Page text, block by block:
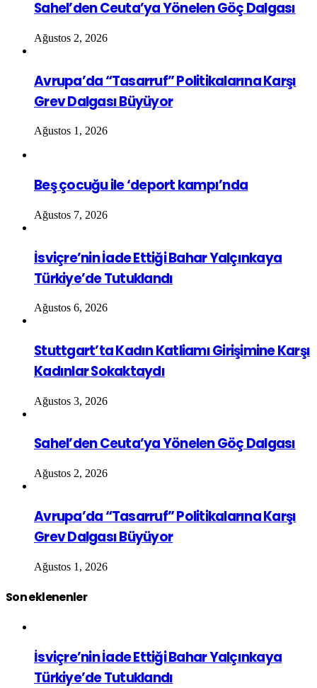
Sahel’den Ceuta’ya Yönelen Göç Dalgası
Ağustos 2, 2026
Avrupa’da “Tasarruf” Politikalarına Karşı
Grev Dalgası Büyüyor
Ağustos 1, 2026
Beş çocuğu ile ‘deport kampı’nda
Ağustos 7, 2026
İsviçre’nin İade Ettiği Bahar Yalçınkaya
Türkiye’de Tutuklandı
Ağustos 6, 2026
Stuttgart’ta Kadın Katliamı Girişimine Karşı
Kadınlar Sokaktaydı
Ağustos 3, 2026
Sahel’den Ceuta’ya Yönelen Göç Dalgası
Ağustos 2, 2026
Avrupa’da “Tasarruf” Politikalarına Karşı
Grev Dalgası Büyüyor
Ağustos 1, 2026
Son eklenenler
İsviçre’nin İade Ettiği Bahar Yalçınkaya
Türkiye’de Tutuklandı